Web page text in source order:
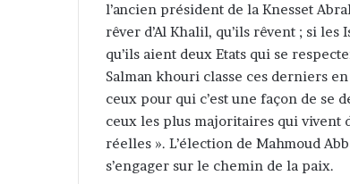
l’ancien président de la Knesset
rêver d’Al Khalil, qu’ils rêvent ; si
qu’ils aient deux Etats qui se
Salman khouri classe ces derniers
ceux pour qui c’est une façon de se
ceux les plus majoritaires qui vivent
réelles ». L’élection de Mahmoud
s’engager sur le chemin de la paix.